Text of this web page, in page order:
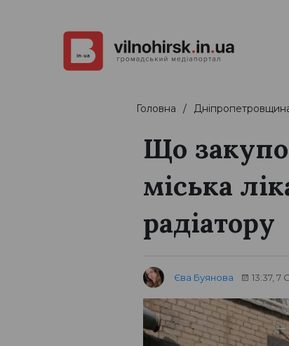
Головна
Що
міська
радіатору
Єва Буянова 13:37, 7